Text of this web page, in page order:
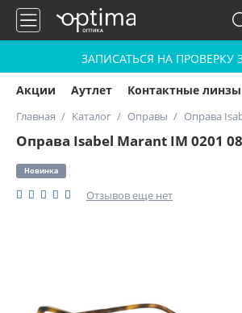
ЗАПИСАТЬСЯ НА ПРОВЕРКУ
Акции Аутлет Контактные линзы
Главная Каталог Оправы Оправа
Оправа Isabel Marant IM 0201
Новинка
Отзывов еще нет